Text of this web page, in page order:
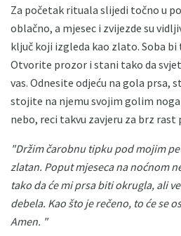
Za početak rituala slijedi točno u
oblačno, a mjesec i zvijezde su
ključ koji izgleda kao zlato. Soba
Otvorite prozor i stani tako da
vas. Odnesite odjeću na gola prsa,
stojite na njemu svojim golim
nebo, reci takvu zavjeru za brz rast
"Držim čarobnu tipku pod mojim
zlatan. Poput mjeseca na noćnom
tako da će mi prsa biti okrugla, ali
debela. Kao što je rečeno, to će se
Amen. "